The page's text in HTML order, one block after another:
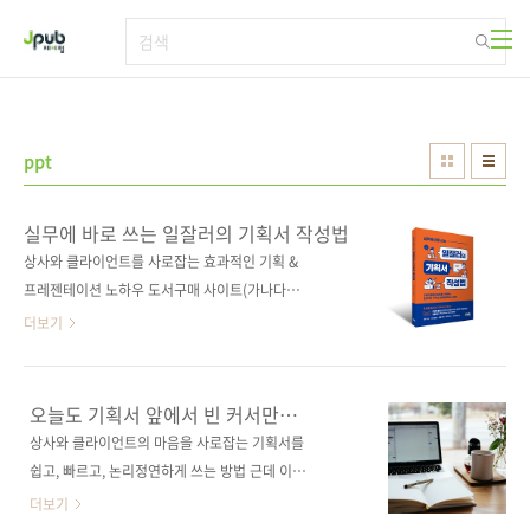
ppt
실무에 바로 쓰는 일잘러의 기획서 작성법
상사와 클라이언트를 사로잡는 효과적인 기획 &
프레젠테이션 노하우 도서구매 사이트(가나다
순) [교보문고] [도서11번가] [알라딘] [예스이십
/ 예스이십사 출판사 제이펍 저작권사 Nippon
Jitsugyo Publishing 원서명 トッププレゼン
ターが教える「企画書とプレゼン」実践講
는 일잘러의 기획서 작성법 부제목 상사와 클라
더보기
오늘도 기획서 앞에서 빈 커서만
깜빡거리는 직장인들을 위해
상사와 클라이언트의 마음을 사로잡는 기획서를
쉽고, 빠르고, 논리정연하게 쓰는 방법 근데 이제
문서 작성 팁과 프레젠테이션 노하우까지 곁들
더보기